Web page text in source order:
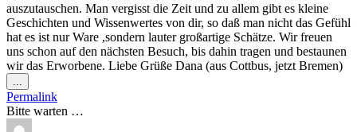
auszutauschen. Man vergisst die Zeit und zu allem gibt es kleine
Geschichten und Wissenwertes von dir, so daß man nicht das Gefühl
hat es ist nur Ware ,sondern lauter großartige Schätze. Wir freuen
uns schon auf den nächsten Besuch, bis dahin tragen und bestaunen
wir das Erworbene. Liebe Grüße Dana (aus Cottbus, jetzt Bremen)
...
Metabox
ein-/ausblenden.
Permalink
Bitte warten …